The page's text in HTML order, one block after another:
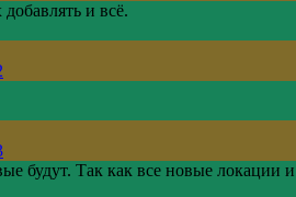
и всё.
будут. Так как все новые локации